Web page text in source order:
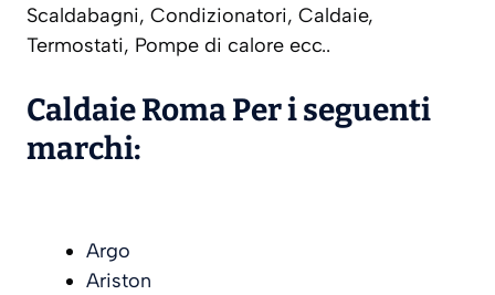
Scaldabagni, Condizionatori, Caldaie,
Termostati, Pompe di calore ecc..
Caldaie Roma Per i seguenti
marchi:
Argo
Ariston